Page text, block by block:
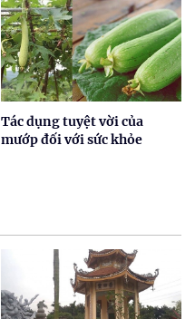
Tác dụng tuyệt vời của
mướp đối với sức khỏe